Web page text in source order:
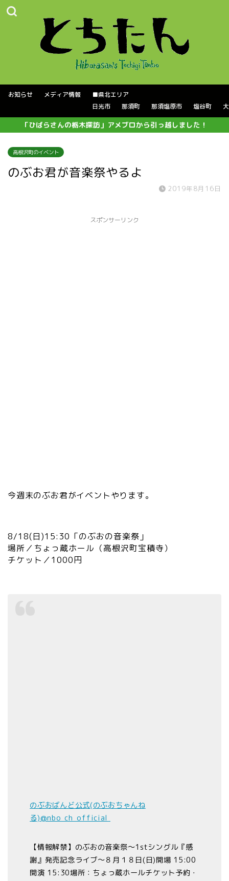
お知らせ メディア情報
■県北エリア
日光市
那須町 那須塩原市 塩谷町
「ひばらさんの栃木探訪」アメブロから引っ越しました！
高根沢町のイベント
のぶお君が音楽祭やるよ
2019年8月16日
スポンサーリンク
今週末のぶお君がイベントやります。
8/18(日)15:30「のぶおの音楽祭」
場所／ちょっ蔵ホール（高根沢町宝積寺）
チケット／1000円
のぶおばんど公式(のぶおちゃんね
る)@nbo_ch_official
【情報解禁】のぶおの音楽祭～1stシングル『感
謝』発売記念ライブ～８月１８日(日)開場 15:00
開演 15:30場所：ちょっ蔵ホールチケット予約・